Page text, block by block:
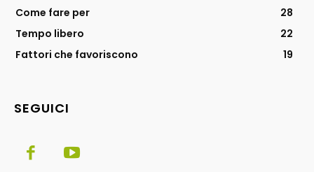
Come fare per
28
Tempo libero
22
Fattori che favoriscono
19
SEGUICI